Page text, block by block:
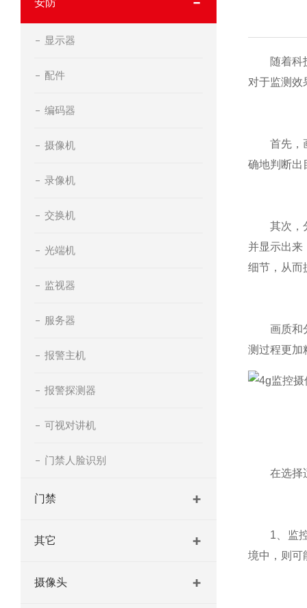
安防
显示器
配件
编码器
摄像机
录像机
交换机
光端机
监视器
服务器
报警主机
报警探测器
可视对讲机
门禁人脸识别
门禁
其它
摄像头
随着科技
对于监测效
首先，画
确地判断出
其次，分
并显示出来
细节，从而
画质和分
测过程更加
在选择适
1、监控
境中，则可